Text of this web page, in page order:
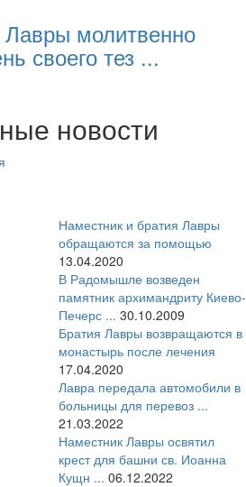
молитвенно
своего тез ...
новости
Наместник и братия Лавры
обращаются за помощью
13.04.2020
В Радомышле возведен
памятник архимандриту Киево-
Печерс ... 30.10.2009
Братия Лавры возвращаются в
монастырь после лечения
17.04.2020
Лавра передала автомобили в
больницы для перевоз ...
21.03.2022
Наместник Лавры освятил
крест для башни св. Иоанна
Кущн ... 06.12.2022